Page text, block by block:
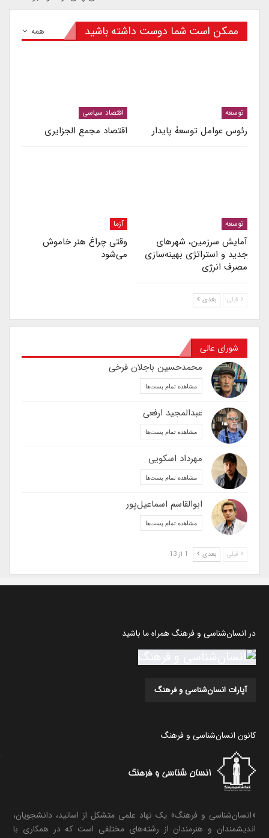
همه ممکن است شما دوست داشته باشید
توسعه
رئوس عوامل توسعۀ پایدار
اقتصاد سیاسی
اقتصاد مجمع الجزایری
توسعه
آمایش سرزمین، شهرهای
جدید و استراتژی بهینه‌سازی
مصرف انرژی
آزما
وقتی چراغ هنر خاموش
می‌شود
قبلی بعدی
شورای عالی
محمدحسین باجلان فرخی
مشاهده تمام پست‌ها
عبدالمجید ارفعی
مشاهده تمام پست‌ها
مهرداد اسکویی
مشاهده تمام پست‌ها
ابوالقاسم اسماعیل‌پور
مشاهده تمام پست‌ها
قبلی بعدی
در انسان‌شناسی و فرهنگ همراه ما باشید
آپارات انسان‌شناسی و فرهنگ
کانون انسان‌شناسی و فرهنگ
«انسان‌شناسی و فرهنگ» یک نهاد علمی متشکل از اساتید، دانشجویان،
اندیشمندان و هنرمندان از رشته‌های مختلفی است که در همکاری با